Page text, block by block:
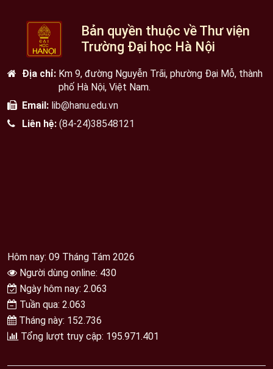
Bản quyền thuộc về Thư viện
Trường Đại học Hà Nội
Địa chỉ: Km 9, đường Nguyễn Trãi, phường Đại Mỗ, thành
phố Hà Nội, Việt Nam.
Email: lib@hanu.edu.vn
Liên hệ: (84-24)38548121
Hôm nay: 09 Tháng Tám 2026
Người dùng online: 430
Ngày hôm nay: 2.063
Tuần qua: 2.063
Tháng này: 152.736
Tổng lượt truy cập: 195.971.401